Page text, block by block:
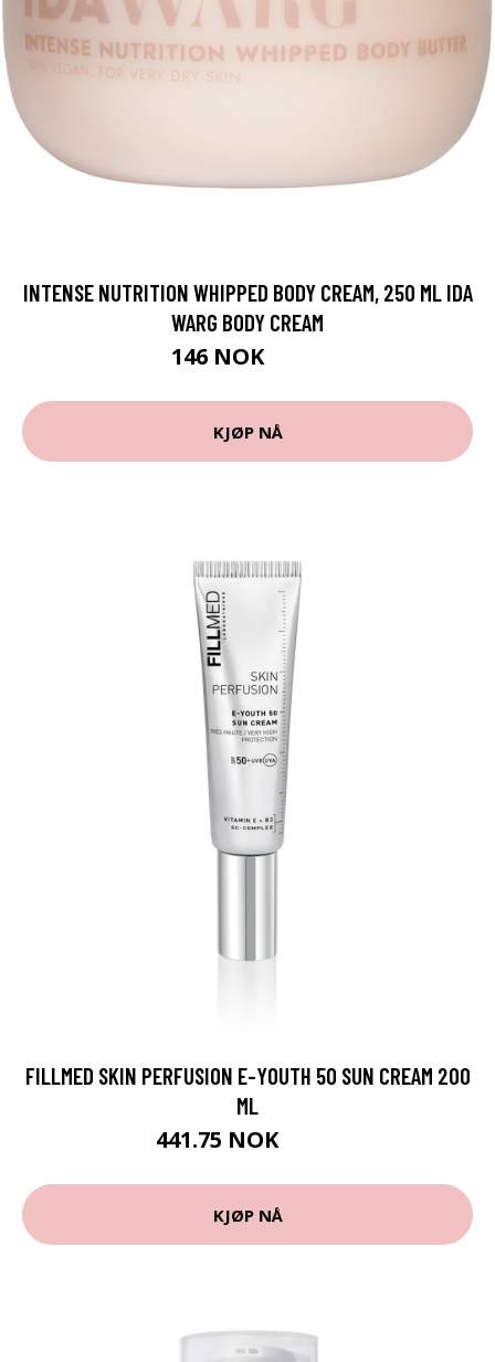
INTENSE NUTRITION WHIPPED BODY CREAM, 250 ML IDA
WARG BODY CREAM
146 NOK
KJØP NÅ
FILLMED SKIN PERFUSION E-YOUTH 50 SUN CREAM 200
ML
441.75 NOK
KJØP NÅ